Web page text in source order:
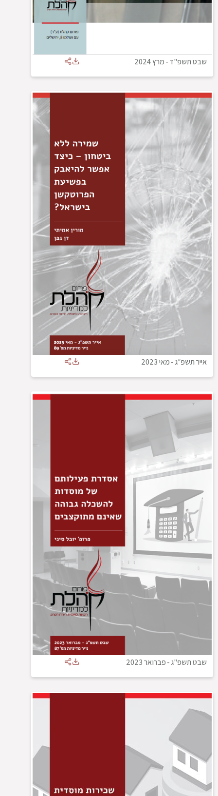
שבט תשפ"ד-מרץ 2024
אייר תשפ״ג-מאי 2023
שבט תשפ"ג-פברואר 2023